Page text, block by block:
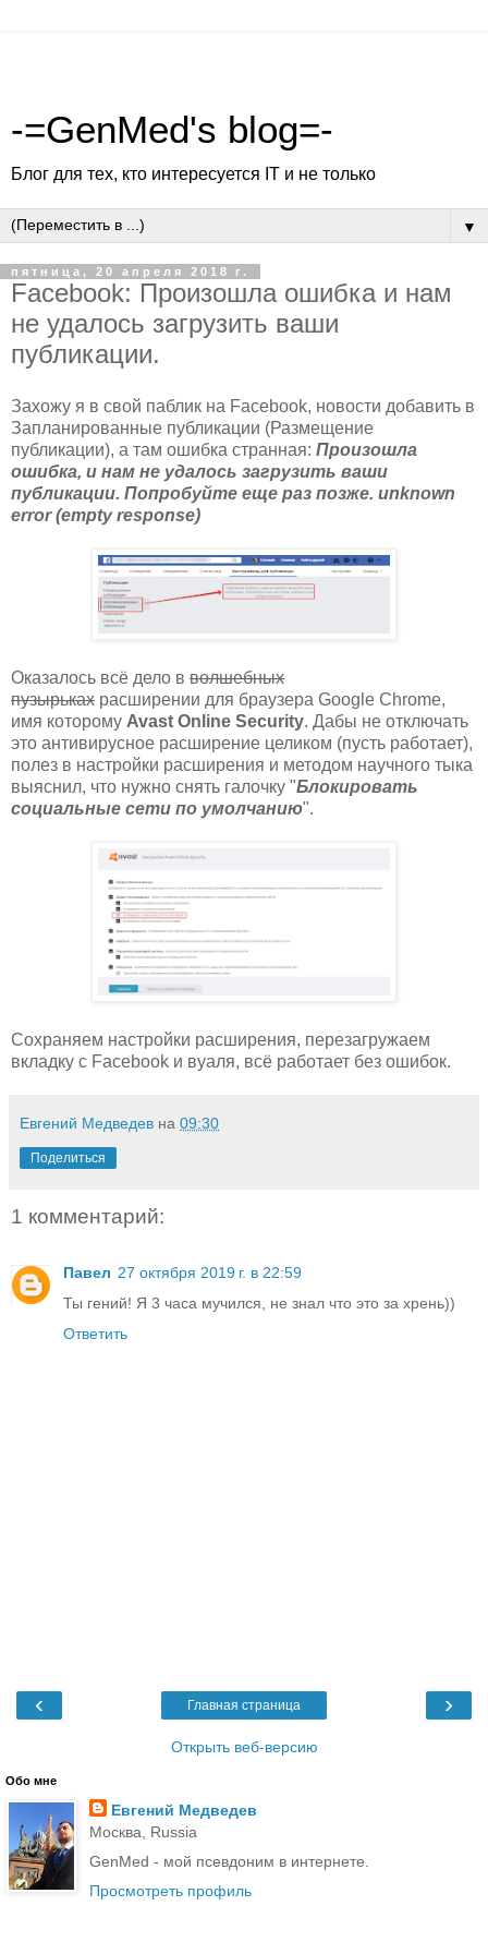
-=GenMed's blog=-
Блог для тех, кто интересуется IT и не только
▼
пятница, 20 апреля 2018 г.
Facebook: Произошла ошибка и нам
не удалось загрузить ваши
публикации.
Захожу я в свой паблик на Facebook, новости добавить в
Запланированные публикации (Размещение
публикации), а там ошибка странная: Произошла
ошибка, и нам не удалось загрузить ваши
публикации. Попробуйте еще раз позже. unknown
error (empty response)
Оказалось всё дело в волшебных
пузырьках расширении для браузера Google Chrome,
имя которому Avast Online Security. Дабы не отключать
это антивирусное расширение целиком (пусть работает),
полез в настройки расширения и методом научного тыка
выяснил, что нужно снять галочку "Блокировать
социальные сети по умолчанию".
Сохраняем настройки расширения, перезагружаем
вкладку с Facebook и вуаля, всё работает без ошибок.
Евгений Медведев на 09:30
Поделиться
1 комментарий:
Павел 27 октября 2019 г. в 22:59
Ты гений! Я 3 часа мучился, не знал что это за хрень))
Ответить
‹ ›
Главная страница
Открыть веб-версию
Обо мне
Евгений Медведев
Москва, Russia
GenMed - мой псевдоним в интернете.
Просмотреть профиль